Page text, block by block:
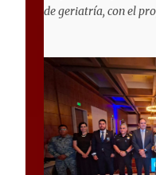
de geriatría, con el
calidad de vida.
primera voluntaria y
Estatal, informó que
se enfoca
prevención, el
las enfermedades